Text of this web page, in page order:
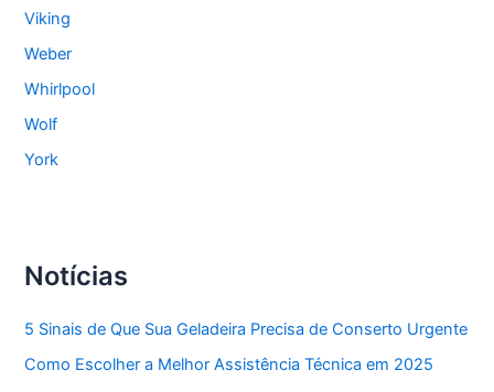
Viking
Weber
Whirlpool
Wolf
York
Notícias
5 Sinais de Que Sua Geladeira Precisa de Conserto Urgente
Como Escolher a Melhor Assistência Técnica em 2025